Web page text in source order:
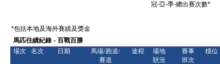
冠-亞-季-總出賽次數*
*包括本地及海外賽績及獎金
馬匹往績紀錄 - 百戰百勝
場次
名次 日期
馬場/跑道/
賽道
途程
場地
狀況
賽事
班次
檔位